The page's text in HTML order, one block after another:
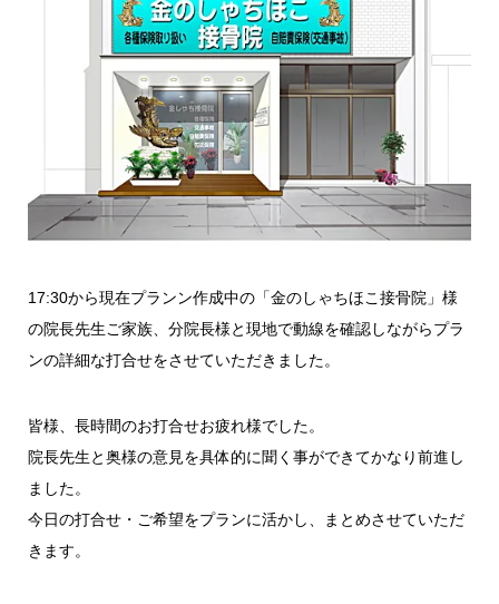
17:30から現在プランン作成中の「金のしゃちほこ接骨院」様
の院長先生ご家族、分院長様と現地で動線を確認しながらプラ
ンの詳細な打合せをさせていただきました。
皆様、長時間のお打合せお疲れ様でした。
院長先生と奥様の意見を具体的に聞く事ができてかなり前進し
ました。
今日の打合せ・ご希望をプランに活かし、まとめさせていただ
きます。